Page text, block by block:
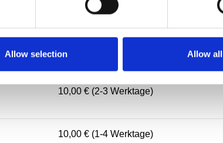
Allow selection Allow all
10,00 € (2-4 Werktage)
10,00 € (2-3 Werktage)
10,00 € (1-4 Werktage)